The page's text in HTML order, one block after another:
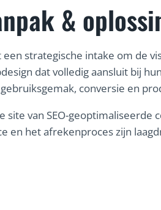
&
strategische intake om de
dat volledig aansluit bij
conversie en
site van SEO-
en het afrekenproces zijn